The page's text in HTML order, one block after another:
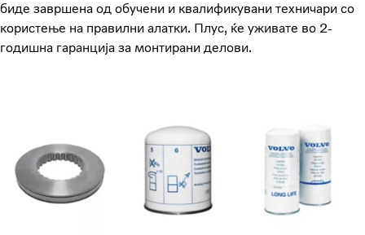
биде завршена од обучени и квалификувани техничари со
користење на правилни алатки. Плус, ќе уживате во 2-
годишна гаранција за монтирани делови.